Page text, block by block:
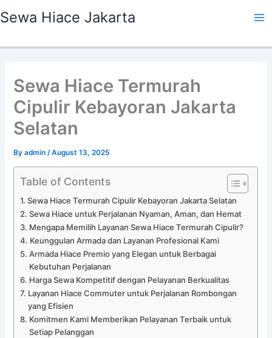
to
Sewa Hiace Jakarta
Sewa Hiace Termurah
Cipulir Kebayoran Jakarta
Selatan
Byadmin /August 13, 2025
Table of Contents
Sewa Hiace Termurah Cipulir Kebayoran Jakarta Selatan
Sewa Hiace untuk Perjalanan Nyaman, Aman, dan Hemat
Mengapa Memilih Layanan Sewa Hiace Termurah Cipulir?
Keunggulan Armada dan Layanan Profesional Kami
Armada Hiace Premio yang Elegan untuk Berbagai
Kebutuhan Perjalanan
Harga Sewa Kompetitif dengan Pelayanan Berkualitas
Layanan Hiace Commuter untuk Perjalanan Rombongan
yang Efisien
Komitmen Kami Memberikan Pelayanan Terbaik untuk
Setiap Pelanggan